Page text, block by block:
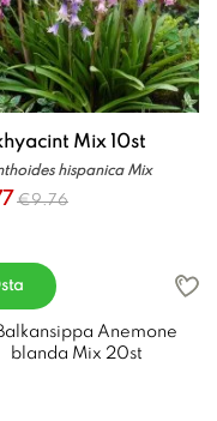
Mix 10st
hispanica Mix
€9.76